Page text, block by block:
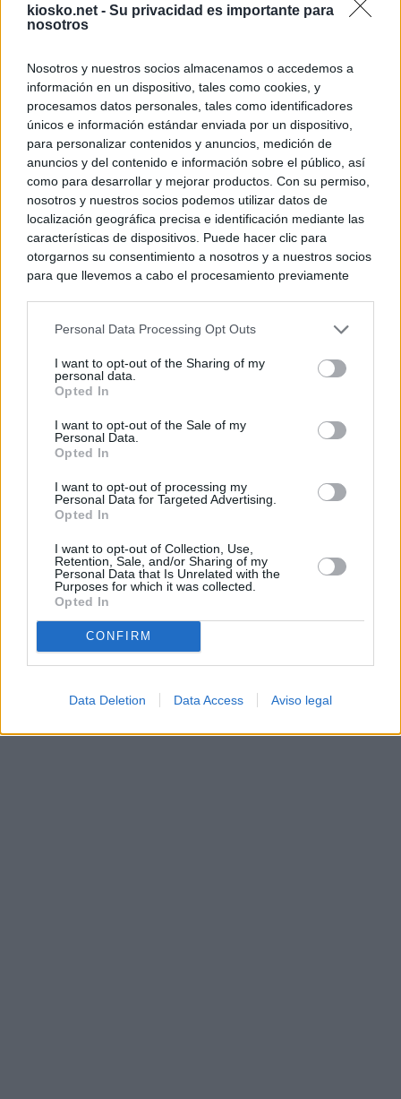
kiosko.net - Su privacidad es importante para
nosotros
Nosotros y nuestros socios almacenamos o accedemos a
información en un dispositivo, tales como cookies, y
procesamos datos personales, tales como identificadores
únicos e información estándar enviada por un dispositivo,
para personalizar contenidos y anuncios, medición de
anuncios y del contenido e información sobre el público, así
como para desarrollar y mejorar productos. Con su permiso,
nosotros y nuestros socios podemos utilizar datos de
localización geográfica precisa e identificación mediante las
características de dispositivos. Puede hacer clic para
otorgarnos su consentimiento a nosotros y a nuestros socios
para que llevemos a cabo el procesamiento previamente
negar su consentimiento. Tenga en cuenta que algún
de su consentimiento, pero usted tiene el derecho de
rechazar tal procesamiento. Sus preferencias se aplicarán
cualquier momento entrando de nuevo en este sitio web o
visitando nuestra política de privacidad.
Personal Data Processing Opt Outs
I want to opt-out of the Sharing of my
personal data.
Opted In
I want to opt-out of the Sale of my
Personal Data.
Opted In
I want to opt-out of processing my
Personal Data for Targeted Advertising.
Opted In
I want to opt-out of Collection, Use,
Retention, Sale, and/or Sharing of my
Personal Data that Is Unrelated with the
Purposes for which it was collected.
Opted In
CONFIRM
Data Deletion Data Access Aviso legal